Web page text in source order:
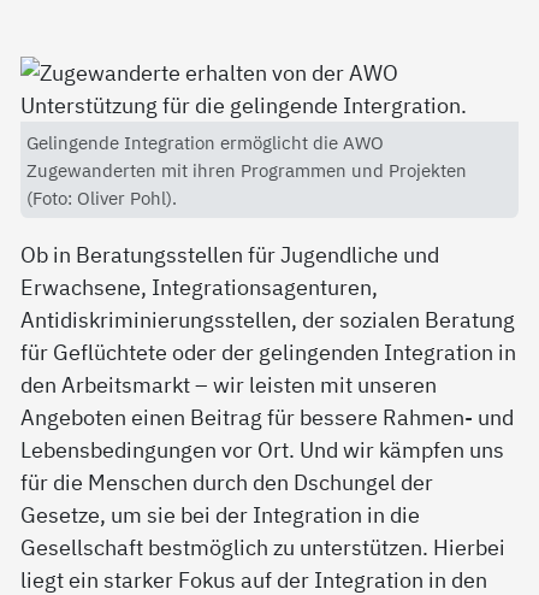
Gelingende Integration ermöglicht die AWO
Zugewanderten mit ihren Programmen und Projekten
(Foto: Oliver Pohl).
Ob in Beratungsstellen für Jugendliche und
Erwachsene, Integrationsagenturen,
Antidiskriminierungsstellen, der sozialen Beratung
für Geflüchtete oder der gelingenden Integration in
den Arbeitsmarkt – wir leisten mit unseren
Angeboten einen Beitrag für bessere Rahmen- und
Lebensbedingungen vor Ort. Und wir kämpfen uns
für die Menschen durch den Dschungel der
Gesetze, um sie bei der Integration in die
Gesellschaft bestmöglich zu unterstützen. Hierbei
liegt ein starker Fokus auf der Integration in den